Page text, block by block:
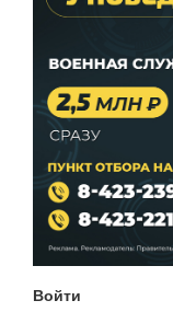
Войти